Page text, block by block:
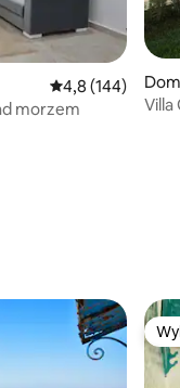
27 Średnia ocena:
4,8 (144)
morzem
yah